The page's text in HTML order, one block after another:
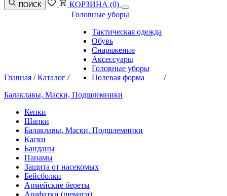
ПОИСК КОРЗИНА (0)
Главная /Каталог /
Головные уборы
Тактическая одежда
Обувь
Снаряжение
Аксессуары
Головные уборы
Полевая форма
/
Балаклавы, Маски, Подшлемники
Кепки
Шапки
Балаклавы, Маски, Подшлемники
Каски
Банданы
Панамы
Защита от насекомых
Бейсболки
Армейские береты
Арафатки (шемаги)